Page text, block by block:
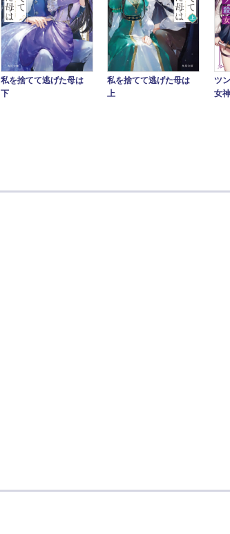
私を捨てて逃げた母は
下
私を捨てて逃げた母は
上
ツ
女